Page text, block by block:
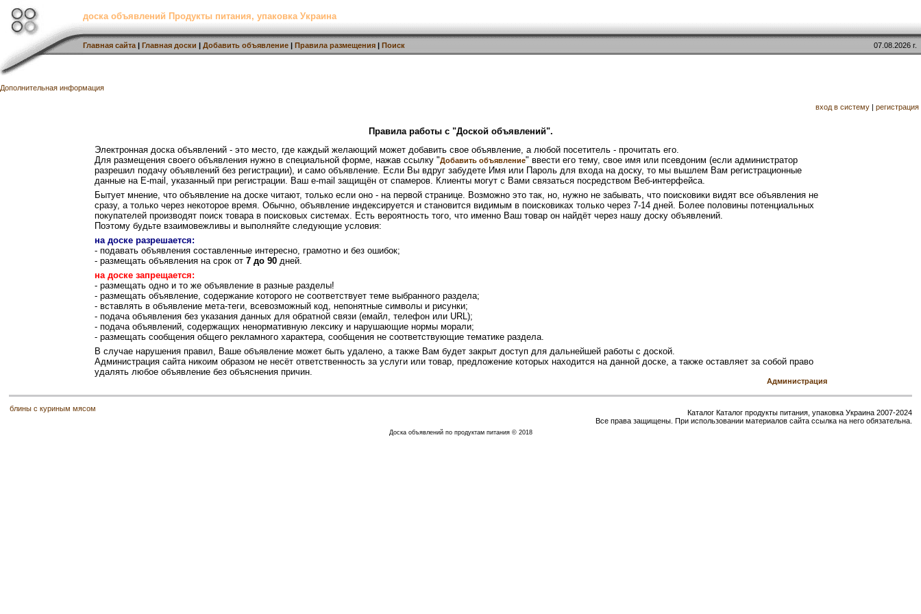
доска объявлений Продукты питания, упаковка Украина
Главная сайта | Главная доски | Добавить объявление | Правила размещения | Поиск 07.08.2026 г.
Дополнительная информация
вход в систему | регистрация
Правила работы с "Доской объявлений".
Электронная доска объявлений - это место, где каждый желающий может добавить свое объявление, а любой посетитель - прочитать его.
Для размещения своего объявления нужно в специальной форме, нажав ссылку "Добавить объявление" ввести его тему, свое имя или псевдоним (если администратор
разрешил подачу объявлений без регистрации), и само объявление. Если Вы вдруг забудете Имя или Пароль для входа на доску, то мы вышлем Вам регистрационные
данные на E-mail, указанный при регистрации. Ваш e-mail защищён от спамеров. Клиенты могут с Вами связаться посредством Веб-интерфейса.
Бытует мнение, что объявление на доске читают, только если оно - на первой странице. Возможно это так, но, нужно не забывать, что поисковики видят все объявления не
сразу, а только через некоторое время. Обычно, объявление индексируется и становится видимым в поисковиках только через 7-14 дней. Более половины потенциальных
покупателей производят поиск товара в поисковых системах. Есть вероятность того, что именно Ваш товар он найдёт через нашу доску объявлений.
Поэтому будьте взаимовежливы и выполняйте следующие условия:
на доске разрешается:
- подавать объявления составленные интересно, грамотно и без ошибок;
- размещать объявления на срок от 7 до 90дней.
на доске запрещается:
- размещать одно и то же объявление в разные разделы!
- размещать объявление, содержание которого не соответствует теме выбранного раздела;
- вставлять в объявление мета-теги, всевозможный код, непонятные символы и рисунки;
- подача объявления без указания данных для обратной связи (емайл, телефон или URL);
- подача объявлений, содержащих ненормативную лексику и нарушающие нормы морали;
- размещать сообщения общего рекламного характера, сообщения не соответствующие тематике раздела.
В случае нарушения правил, Ваше объявление может быть удалено, а также Вам будет закрыт доступ для дальнейшей работы с доской.
Администрация сайта никоим образом не несёт ответственность за услуги или товар, предложение которых находится на данной доске, а также оставляет за собой право
удалять любое объявление без объяснения причин.
Администрация
блины с куриным мясом
Каталог Каталог продукты питания, упаковка Украина 2007-2024
Все права защищены. При использовании материалов сайта ссылка на него обязательна.
Доска объявлений по продуктам питания © 2018